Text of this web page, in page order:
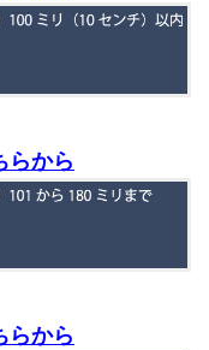
らから
らから